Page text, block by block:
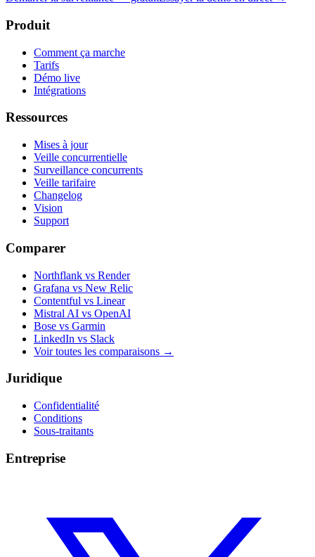
Produit
Comment ça marche
Tarifs
Démo live
Intégrations
Ressources
Mises à jour
Veille concurrentielle
Surveillance concurrents
Veille tarifaire
Changelog
Vision
Support
Comparer
Northflank vs Render
Grafana vs New Relic
Contentful vs Linear
Mistral AI vs OpenAI
Bose vs Garmin
LinkedIn vs Slack
Voir toutes les comparaisons →
Juridique
Confidentialité
Conditions
Sous-traitants
Entreprise